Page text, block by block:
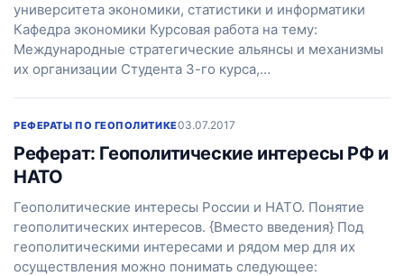
университета экономики, статистики и информатики
Кафедра экономики Курсовая работа на тему:
Международные стратегические альянсы и механизмы
их организации Студента 3-го курса,…
РЕФЕРАТЫ ПО ГЕОПОЛИТИКЕ03.07.2017
Реферат: Геополитические интересы РФ и
НАТО
Геополитические интересы России и НАТО. Понятие
геополитических интересов. {Вместо введения} Под
геополитическими интересами и рядом мер для их
осуществления можно понимать следующее: